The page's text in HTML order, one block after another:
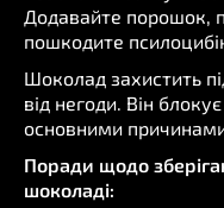
Додавайте порошок,
пошкодите
Шоколад захистить
від негоди. Він
основними причинами
Поради щодо
шоколаді: